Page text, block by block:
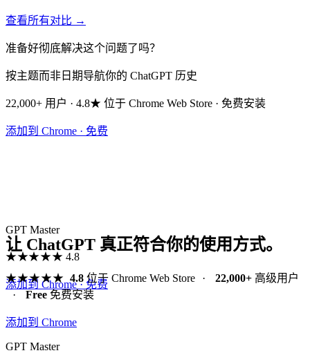
查看所有对比 →
准备好彻底解决这个问题了吗？
按主题而非日期导航你的 ChatGPT 历史
22,000+ 用户 · 4.8★ 位于 Chrome Web Store · 免费安装
添加到 Chrome · 免费
GPT Master
★★★★★ 4.8
添加到 Chrome · 免费
让 ChatGPT 真正符合你的使用方式。
★★★★★ 4.8位于 Chrome Web Store · 22,000+高级用户
·
Free 免费安装
添加到 Chrome
GPT Master